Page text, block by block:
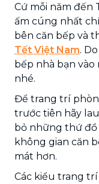
Cứ mỗi năm đến
ấm cúng nhất
bên căn bếp và
Tết Việt Nam.
bếp nhà bạn
nhé.
Để trang trí
trước tiên hãy
bỏ những thứ
không gian căn
mát hơn.
Các kiểu trang